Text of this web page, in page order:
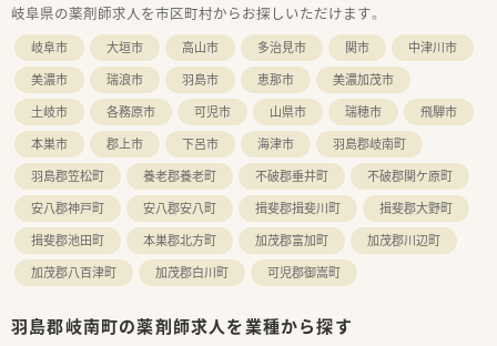
力をされています。
■応需先とも一緒に勉強会をするなど、
良好な関係構築ができており連携ができています。
■全員で薬局を作ろうとしている雰囲気は、
スタッフ間の関係の良さも感じられます。
■社長との距離も非常に近く、
意見を言い合える風通しのよい環境です。
■アットホームな雰囲気で、20代～70代と幅広い年代の方が活
躍をされておられます。
■設備面も監査システムを導入するなどして安心して勤務がで
きる環境づくりをされています。
■エリアマネージャーも複数いますので、急なお休みもとれる環
境で安心です。
岐阜県の薬剤師求人を市区町村からお探しいただけます。
岐阜市 大垣市 高山市 多治見市 関市
中津川市
美濃市
瑞浪市 羽島市 恵那市
美濃加茂市
土岐市
各務原市 可児市 山県市 瑞穂市
飛騨市
本巣市
郡上市 下呂市 海津市
羽島郡岐南町
羽島郡笠松町
養老郡養老町 不破郡垂井町
不破郡関ケ原町
安八郡神戸町
安八郡安八町 揖斐郡揖斐川町
揖斐郡大野町
揖斐郡池田町
本巣郡北方町 加茂郡富加町
加茂郡川辺町
加茂郡八百津町
加茂郡白川町 可児郡御嵩町
羽島郡岐南町の薬剤師求人を業種から探す